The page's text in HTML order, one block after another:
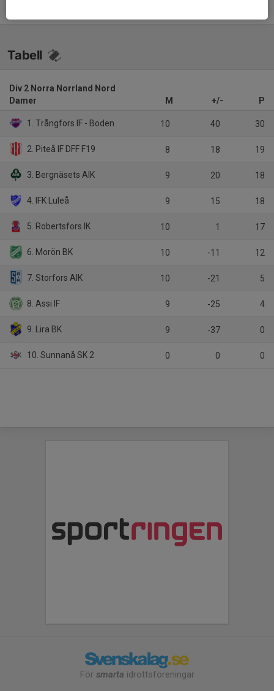
Tabell
Div 2 Norra Norrland Nord
Damer
M +/- P
1. Trångfors IF - Boden 10 40 30
2. Piteå IF DFF F19 8 18 19
3. Bergnäsets AIK 9 20 18
4. IFK Luleå 9 15 18
5. Robertsfors IK 10 1 17
6. Morön BK 10 -11 12
7. Storfors AIK 10 -21 5
8. Assi IF 9 -25 4
9. Lira BK 9 -37 0
10. Sunnanå SK 2 0 0 0
För smarta idrottsföreningar